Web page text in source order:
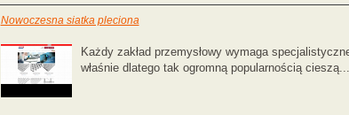
Nowoczesna siatka pleciona
Każdy zakład przemysłowy wymaga
właśnie dlatego tak ogromną popularnością cieszą...